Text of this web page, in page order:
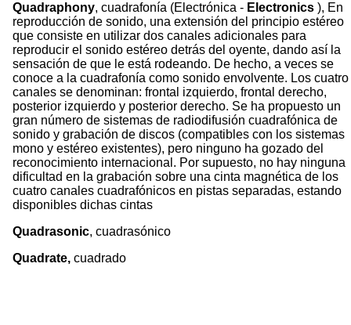
Quadraphony, cuadrafonía (Electrónica - Electronics ), En
reproducción de sonido, una extensión del principio estéreo
que consiste en utilizar dos canales adicionales para
reproducir el sonido estéreo detrás del oyente, dando así la
sensación de que le está rodeando. De hecho, a veces se
conoce a la cuadrafonía como sonido envolvente. Los cuatro
canales se denominan: frontal izquierdo, frontal derecho,
posterior izquierdo y posterior derecho. Se ha propuesto un
gran número de sistemas de radiodifusión cuadrafónica de
sonido y grabación de discos (compatibles con los sistemas
mono y estéreo existentes), pero ninguno ha gozado del
reconocimiento internacional. Por supuesto, no hay ninguna
dificultad en la grabación sobre una cinta magnética de los
cuatro canales cuadrafónicos en pistas separadas, estando
disponibles dichas cintas
Quadrasonic, cuadrasónico
Quadrate, cuadrado